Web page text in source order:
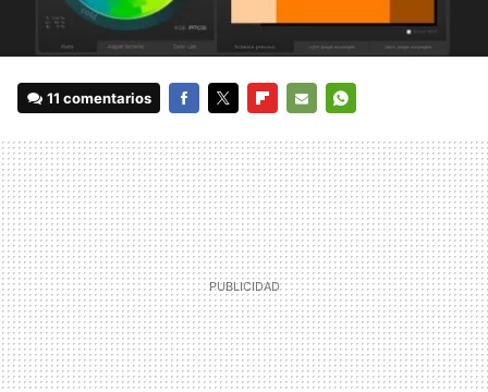
11 comentarios
MAIL